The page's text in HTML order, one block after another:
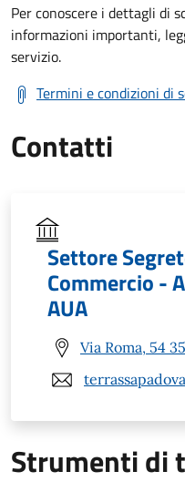
Per conoscere i dettagli di
informazioni importanti,
servizio.
Termini e condizioni di
Contatti
Settore
Commercio -
AUA
Via Roma, 54
Strumenti di